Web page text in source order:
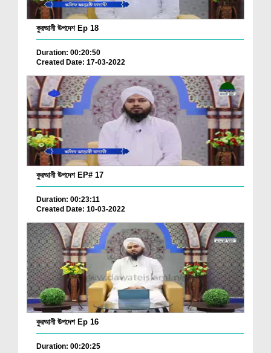
কুরআনী উপদেশ Ep 18
Duration: 00:20:50
Created Date: 17-03-2022
কুরআনী উপদেশ EP# 17
Duration: 00:23:11
Created Date: 10-03-2022
কুরআনী উপদেশ Ep 16
Duration: 00:20:25